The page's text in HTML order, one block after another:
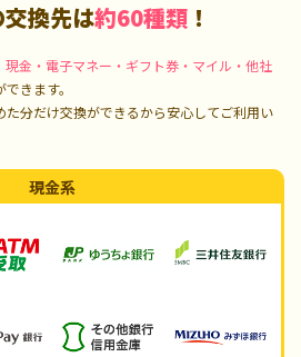
換先は約60種類 ！
現金・電子マネー・ギフト券・マイル・他社
きます。
た分だけ交換ができるから安心してご利用い
現金系